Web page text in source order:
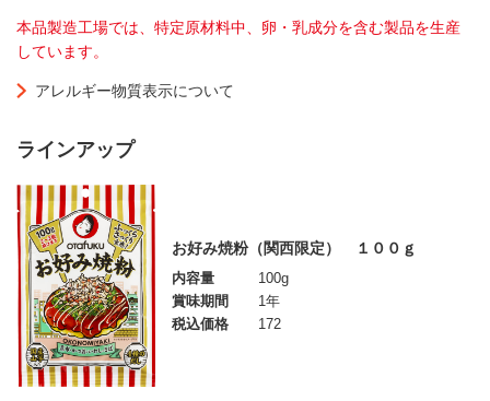
本品製造工場では、特定原材料中、卵・乳成分を含む製品を生産
しています。
アレルギー物質表示について
ラインアップ
お好み焼粉（関西限定） １００ｇ
内容量
100g
賞味期間
1年
税込価格
172